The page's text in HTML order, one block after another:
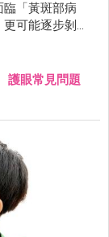
「黃斑部病
可能逐步剝奪
將有約4億人
狀、成因及最
守護視力、延
護眼常見問題